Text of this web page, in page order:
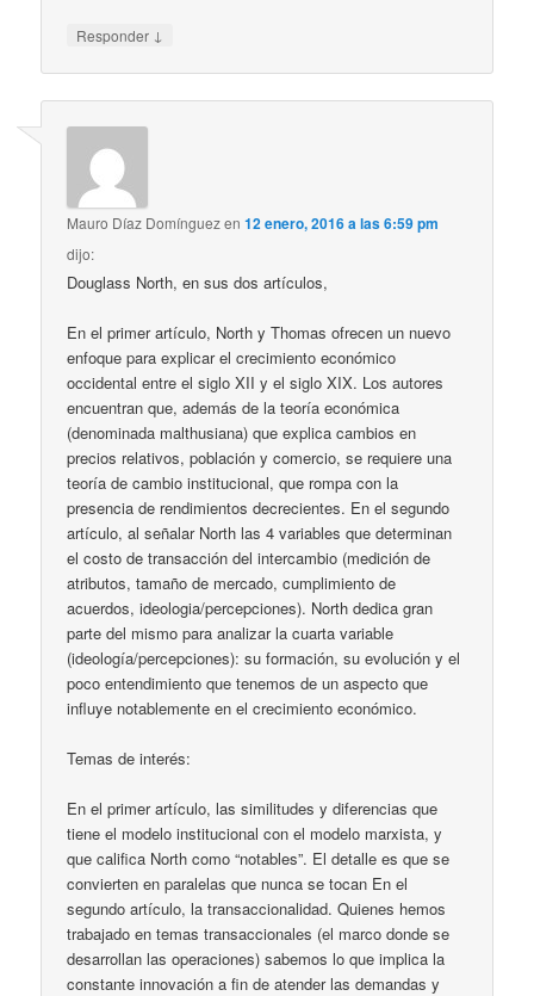
Responder ↓
Mauro Díaz Domínguezen12 enero, 2016 a las 6:59 pm
dijo:
Douglass North, en sus dos artículos,
En el primer artículo, North y Thomas ofrecen un nuevo
enfoque para explicar el crecimiento económico
occidental entre el siglo XII y el siglo XIX. Los autores
encuentran que, además de la teoría económica
(denominada malthusiana) que explica cambios en
precios relativos, población y comercio, se requiere una
teoría de cambio institucional, que rompa con la
presencia de rendimientos decrecientes. En el segundo
artículo, al señalar North las 4 variables que determinan
el costo de transacción del intercambio (medición de
atributos, tamaño de mercado, cumplimiento de
acuerdos, ideologia/percepciones). North dedica gran
parte del mismo para analizar la cuarta variable
(ideología/percepciones): su formación, su evolución y el
poco entendimiento que tenemos de un aspecto que
influye notablemente en el crecimiento económico.
Temas de interés:
En el primer artículo, las similitudes y diferencias que
tiene el modelo institucional con el modelo marxista, y
que califica North como “notables”. El detalle es que se
convierten en paralelas que nunca se tocan En el
segundo artículo, la transaccionalidad. Quienes hemos
trabajado en temas transaccionales (el marco donde se
desarrollan las operaciones) sabemos lo que implica la
constante innovación a fin de atender las demandas y